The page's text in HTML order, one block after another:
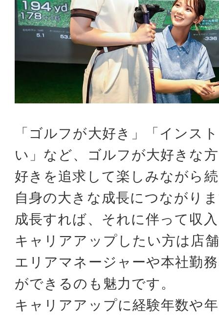
「ゴルフが大好き」「インス
い」など、ゴルフが大好きな
好きを追求して楽しみながら
自身の大きな成長につながり
成長すれば、それに伴って収
キャリアアップしたい方は店
エリアマネージャーや本社勤
ができるのも魅力です。
キャリアアップに経験年数や